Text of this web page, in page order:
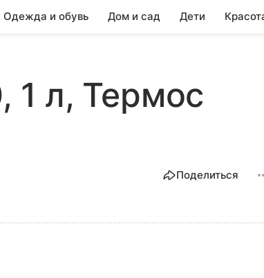
Одежда и обувь Дом и сад Дети
1 л, Термос
Поделиться